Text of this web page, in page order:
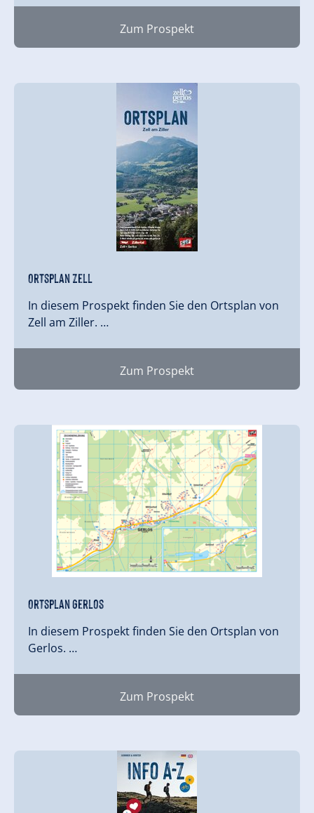
Zum Prospekt
Ortsplan Zell
In diesem Prospekt finden Sie den Ortsplan von
Zell am Ziller. …
Zum Prospekt
Ortsplan Gerlos
In diesem Prospekt finden Sie den Ortsplan von
Gerlos. …
Zum Prospekt